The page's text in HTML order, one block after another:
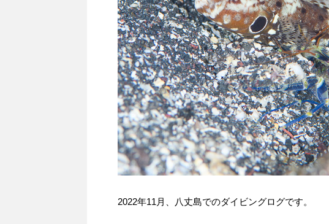
2022年11月、八丈島でのダイビングログです。